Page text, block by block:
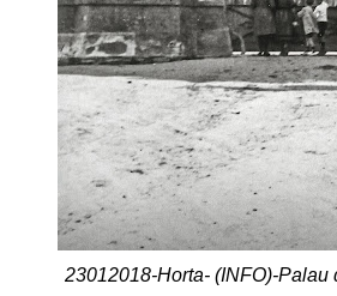
23012018-Horta- (INFO)-Palau